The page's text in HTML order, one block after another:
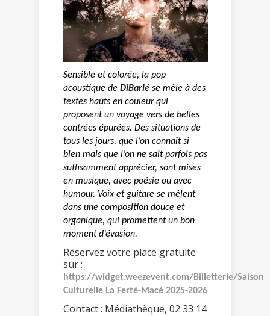
Sensible et colorée, la pop
acoustique de DiBarlé se mêle à des
textes hauts en couleur qui
proposent un voyage vers de belles
contrées épurées. Des situations de
tous les jours, que l’on connaît si
bien mais que l’on ne sait parfois pas
suffisamment apprécier, sont mises
en musique, avec poésie ou avec
humour. Voix et guitare se mêlent
dans une composition douce et
organique, qui promettent un bon
moment d’évasion.
Réservez votre place gratuite
sur :
https://widget.weezevent.com/Billetterie/Saison
Culturelle La Ferté-Macé 2025-2026
Contact : Médiathèque, 02 33 14